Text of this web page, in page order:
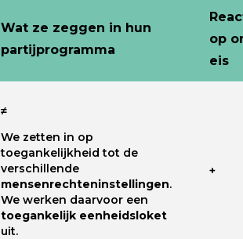
Wat ze zeggen in hun
partijprogramma
op
eis
≠
We zetten in op
toegankelijkheid tot de
verschillende
mensenrechteninstellingen.
We werken daarvoor een
toegankelijk eenheidsloket
uit.
+